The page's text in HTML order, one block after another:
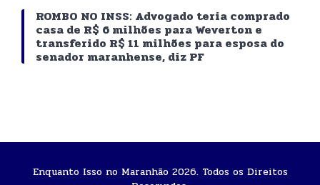
ROMBO NO INSS: Advogado teria comprado
casa de R$ 6 milhões para Weverton e
transferido R$ 11 milhões para esposa do
senador maranhense, diz PF
Enquanto Isso no Maranhão 2026. Todos os Direitos